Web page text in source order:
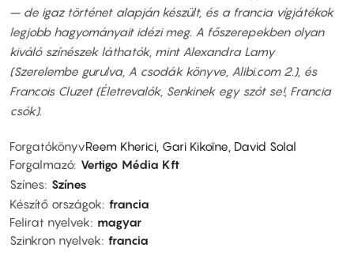
– de igaz történet alapján készült, és a francia vígjátékok
legjobb hagyományait idézi meg. A főszerepekben olyan
kiváló színészek láthatók, mint Alexandra Lamy
(Szerelembe gurulva, A csodák könyve, Alibi.com 2.), és
Francois Cluzet (Életrevalók, Senkinek egy szót se!, Francia
csók).
ForgatókönyvReem Kherici, Gari Kikoïne, David Solal
Forgalmazó Vertigo Média Kft
Színes Színes
Készítő országok francia
Felirat nyelvek
magyar
Szinkron nyelvek francia